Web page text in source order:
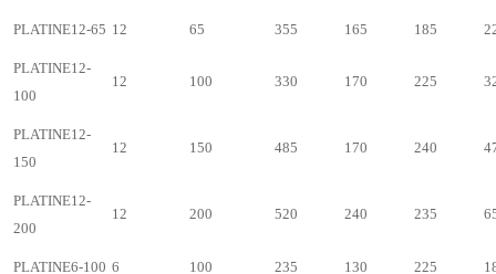
PLATINE12-65 12 65 355 165 185
PLATINE12-
100
12 100 330 170 225
PLATINE12-
150
12 150 485 170 240
PLATINE12-
200
12 200 520 240 235
PLATINE6-100 6 100 235 130 225